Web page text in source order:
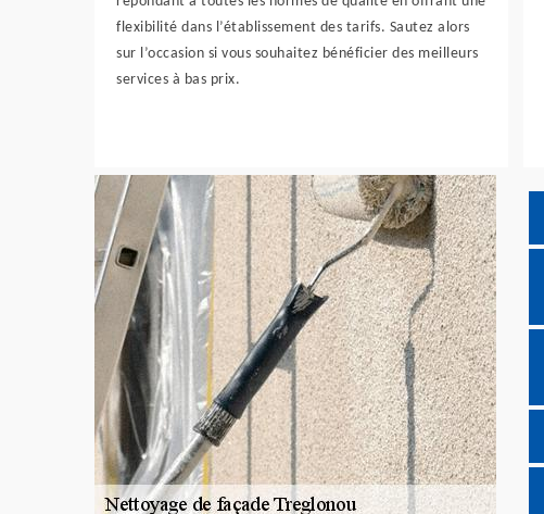
flexibilité dans l’établissement des tarifs. Sautez alors
sur l’occasion si vous souhaitez bénéficier des meilleurs
services à bas prix.